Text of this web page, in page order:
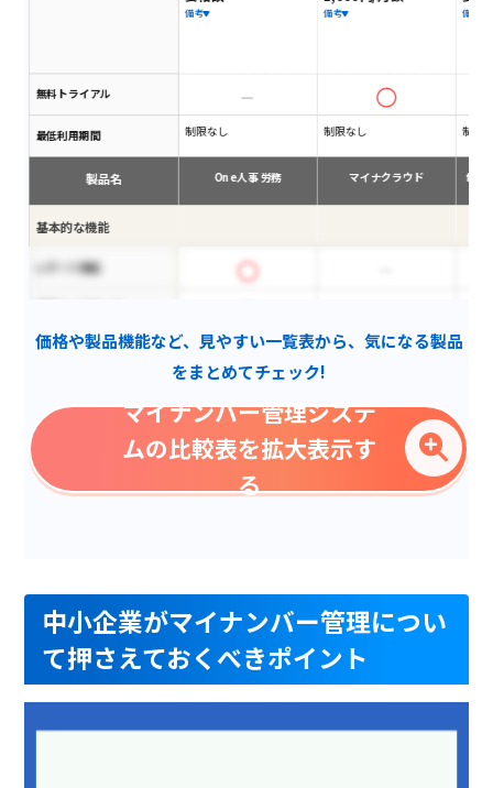
無料トライアル
最低利用期間
製品名
基本的な機能
レポート機能
削除証明書
外部連携
自社サービス連携
提出状況確認
備考
制限なし
One人事 労務
備考
制限なし
マイナクラウド
備考
制限
価格や製品機能など、見やすい一覧表から、気になる製品
をまとめてチェック!
マイナンバー管理システ
ムの比較表を拡大表示す
る
中小企業がマイナンバー管理につい
て押さえておくべきポイント